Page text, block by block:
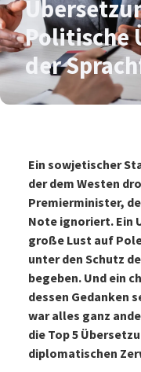
Politische
der
Ein sowjetischer
der dem Westen
Premierminister,
Note ignoriert. Ein
große Lust auf
unter den Schutz
begeben. Und ein
dessen Gedanken
war alles ganz
die Top 5
diplomatischen